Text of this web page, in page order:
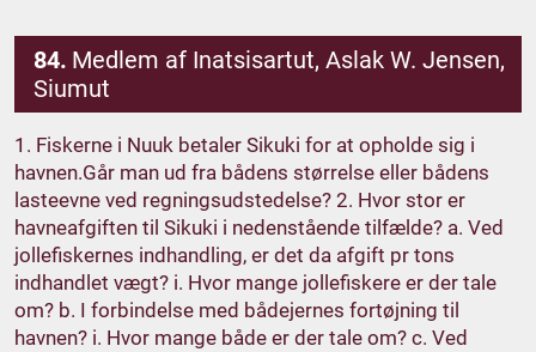
84. Medlem af Inatsisartut, Aslak W. Jensen,
Siumut
1. Fiskerne i Nuuk betaler Sikuki for at opholde sig i
havnen.Går man ud fra bådens størrelse eller bådens
lasteevne ved regningsudstedelse? 2. Hvor stor er
havneafgiften til Sikuki i nedenstående tilfælde? a. Ved
jollefiskernes indhandling, er det da afgift pr tons
indhandlet vægt? i. Hvor mange jollefiskere er der tale
om? b. I forbindelse med bådejernes fortøjning til
havnen? i. Hvor mange både er der tale om? c. Ved